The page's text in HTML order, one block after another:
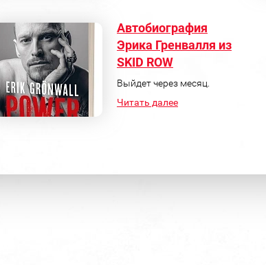
Автобиография
Эрика Гренвалля из
SKID ROW
Выйдет через месяц.
Читать далее